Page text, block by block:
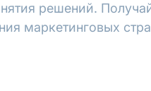
решений.
маркетинговых